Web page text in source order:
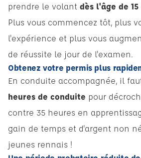
prendre le volant dès l'âge de 15
Plus vous commencez tôt, plus
l'expérience et plus vous
de réussite le jour de l'examen.
Obtenez votre permis plus
En conduite accompagnée, il
heures de conduite pour
contre 35 heures en
gain de temps et d'argent non
jeunes rennais !